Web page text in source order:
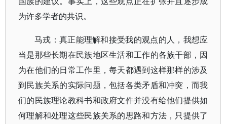
为许多学者的共识。
马戎：真正能理解和接受我的观点的人，我想应
当是那些长期在民族地区生活和工作的各族干部，因
为在他们的日常工作里，每天都遇到这样那样的涉及
到民族关系的实际问题，包括各类矛盾和冲突，而我
们的民族理论教科书和政府文件并没有给他们提供如
何理解和处理这些民族关系的思路和方法，只提供了